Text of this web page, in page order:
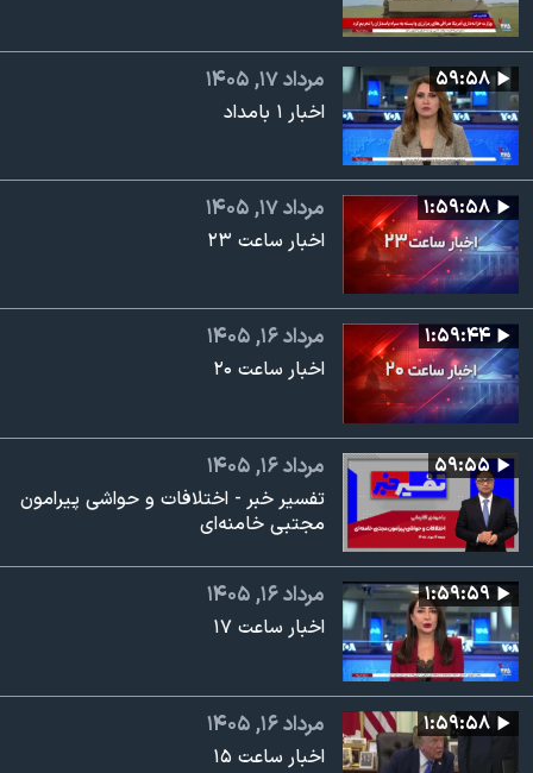
۵۹:۵۸ مرداد ۱۷, ۱۴۰۵
اخبار ۱ بامداد
۱:۵۹:۵۸ مرداد ۱۷, ۱۴۰۵
اخبار ساعت ۲۳
۱:۵۹:۴۴ مرداد ۱۶, ۱۴۰۵
اخبار ساعت ۲۰
۵۹:۵۵ مرداد ۱۶, ۱۴۰۵
تفسیر خبر - اختلافات و حواشی پیرامون
مجتبی خامنه‌ای
۱:۵۹:۵۹ مرداد ۱۶, ۱۴۰۵
اخبار ساعت ۱۷
۱:۵۹:۵۸ مرداد ۱۶, ۱۴۰۵
اخبار ساعت ۱۵